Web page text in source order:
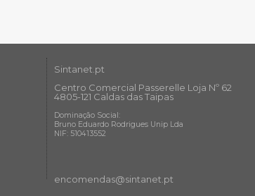
Sintanet.pt
Centro Comercial Passerelle Loja Nº 62
4805-121 Caldas das Taipas
Dominação Social:
Bruno Eduardo Rodrigues Unip Lda
NIF: 510413552
encomendas@sintanet .pt